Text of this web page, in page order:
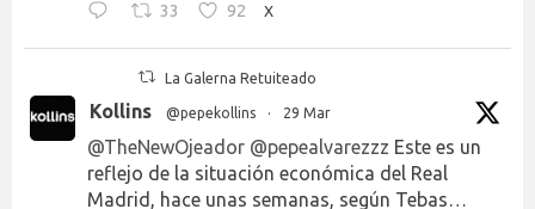
33 92 X
La Galerna Retuiteado
Kollins @pepekollins · 29 Mar
@TheNewOjeador @pepealvarezzz Este es un
reflejo de la situación económica del Real
Madrid, hace unas semanas, según Tebas…